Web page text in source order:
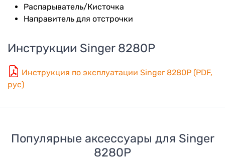
Распарыватель/Кисточка
Направитель для отстрочки
Инструкции Singer 8280P
Инструкция по эксплуатации Singer 8280P (PDF,
рус)
Популярные аксессуары для Singer
8280P